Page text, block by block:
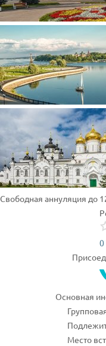
Свободная аннуляция до
0
Основная
Место